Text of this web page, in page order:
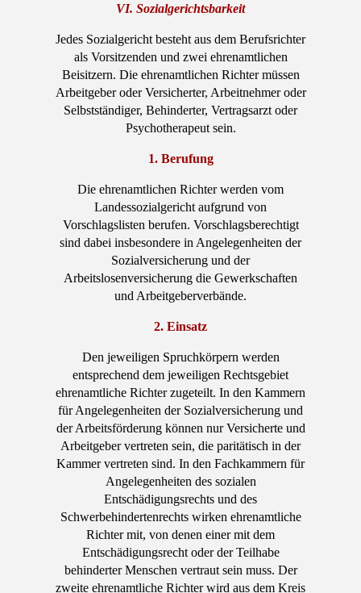
VI. Sozialgerichtsbarkeit
Jedes Sozialgericht besteht aus dem Berufsrichter
als Vorsitzenden und zwei ehrenamtlichen
Beisitzern. Die ehrenamtlichen Richter müssen
Arbeitgeber oder Versicherter, Arbeitnehmer oder
Selbstständiger, Behinderter, Vertragsarzt oder
Psychotherapeut sein.
1. Berufung
Die ehrenamtlichen Richter werden vom
Landessozialgericht aufgrund von
Vorschlagslisten berufen. Vorschlagsberechtigt
sind dabei insbesondere in Angelegenheiten der
Sozialversicherung und der
Arbeitslosenversicherung die Gewerkschaften
und Arbeitgeberverbände.
2. Einsatz
Den jeweiligen Spruchkörpern werden
entsprechend dem jeweiligen Rechtsgebiet
ehrenamtliche Richter zugeteilt. In den Kammern
für Angelegenheiten der Sozialversicherung und
der Arbeitsförderung können nur Versicherte und
Arbeitgeber vertreten sein, die paritätisch in der
Kammer vertreten sind. In den Fachkammern für
Angelegenheiten des sozialen
Entschädigungsrechts und des
Schwerbehindertenrechts wirken ehrenamtliche
Richter mit, von denen einer mit dem
Entschädigungsrecht oder der Teilhabe
behinderter Menschen vertraut sein muss. Der
zweite ehrenamtliche Richter wird aus dem Kreis